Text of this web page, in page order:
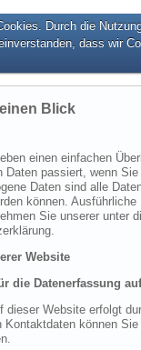
Durch die
dass wir
Blick
einen einfachen
Daten passiert, wenn
Daten sind alle
können. Ausführliche
Sie unserer unter
Website
die Datenerfassung
dieser Website erfolgt
Kontaktdaten können